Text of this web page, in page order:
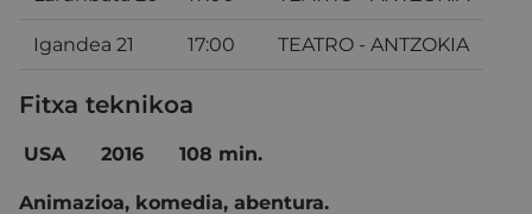
Igandea 21 17:00 TEATRO - ANTZOKIA
Fitxa teknikoa
USA 2016 108 min.
Animazioa, komedia, abentura.